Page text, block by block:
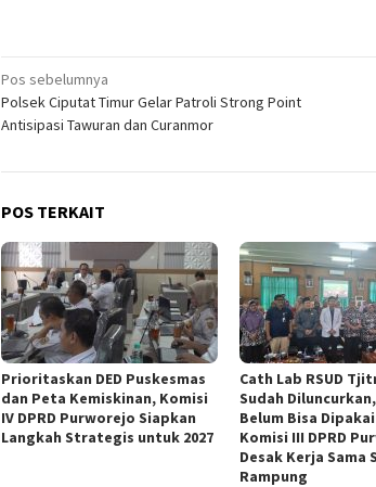
Navigasi
pos
Pos sebelumnya
Polsek Ciputat Timur Gelar Patroli Strong Point
Antisipasi Tawuran dan Curanmor
POS TERKAIT
‎Prioritaskan DED Puskesmas
dan Peta Kemiskinan, Komisi
IV DPRD Purworejo Siapkan
Langkah Strategis untuk 2027 ‎
‎Cath Lab RSUD
Sudah
Belum Bisa Dipakai
Komisi III DPRD
Desak Kerja Sama
Rampung